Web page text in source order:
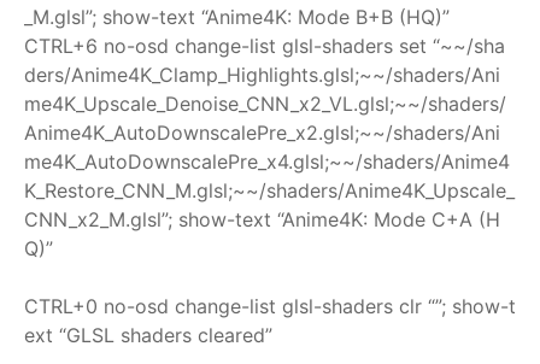
_M.glsl”; show-text “Anime4K: Mode B+B (HQ)”
CTRL+6 no-osd change-list glsl-shaders set “~~/sha
ders/Anime4K_Clamp_Highlights.glsl;~~/shaders/Ani
me4K_Upscale_Denoise_CNN_x2_VL.glsl;~~/shaders/
Anime4K_AutoDownscalePre_x2.glsl;~~/shaders/Ani
me4K_AutoDownscalePre_x4.glsl;~~/shaders/Anime4
K_Restore_CNN_M.glsl;~~/shaders/Anime4K_Upscale_
CNN_x2_M.glsl”; show-text “Anime4K: Mode C+A (H
Q)”
CTRL+0 no-osd change-list glsl-shaders clr “”; show-t
ext “GLSL shaders cleared”